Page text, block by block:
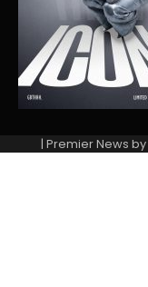
| Premier News by